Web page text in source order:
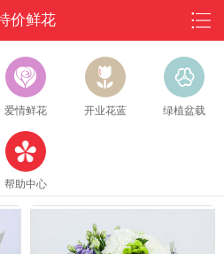
价鲜花
爱情鲜花 开业花蓝 绿植盆载
帮助中心